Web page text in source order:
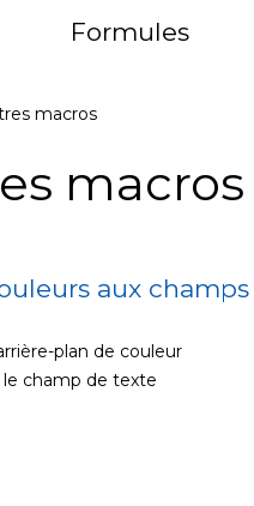
Formules
macros
macros
aux champs
plan de couleur
champ de texte